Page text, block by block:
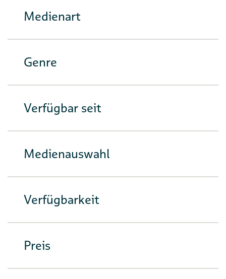
Medienart
Genre
Verfügbar seit
Medienauswahl
Verfügbarkeit
Preis